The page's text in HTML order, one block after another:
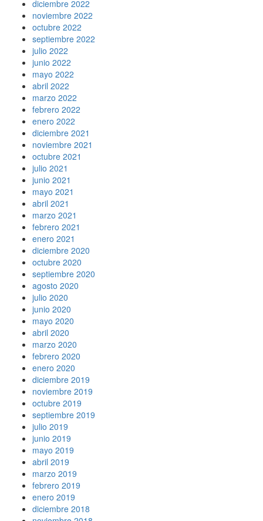
diciembre 2022
noviembre 2022
octubre 2022
septiembre 2022
julio 2022
junio 2022
mayo 2022
abril 2022
marzo 2022
febrero 2022
enero 2022
diciembre 2021
noviembre 2021
octubre 2021
julio 2021
junio 2021
mayo 2021
abril 2021
marzo 2021
febrero 2021
enero 2021
diciembre 2020
octubre 2020
septiembre 2020
agosto 2020
julio 2020
junio 2020
mayo 2020
abril 2020
marzo 2020
febrero 2020
enero 2020
diciembre 2019
noviembre 2019
octubre 2019
septiembre 2019
julio 2019
junio 2019
mayo 2019
abril 2019
marzo 2019
febrero 2019
enero 2019
diciembre 2018